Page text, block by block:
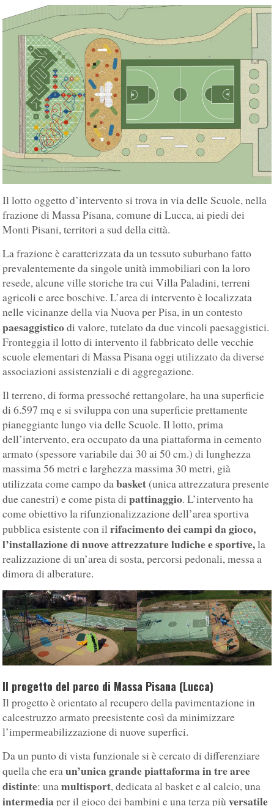
Il lotto oggetto d’intervento si trova in via delle Scuole, nella
frazione di Massa Pisana, comune di Lucca, ai piedi dei
Monti Pisani, territori a sud della città.
La frazione è caratterizzata da un tessuto suburbano fatto
prevalentemente da singole unità immobiliari con la loro
resede, alcune ville storiche tra cui Villa Paladini, terreni
agricoli e aree boschive. L’area di intervento è localizzata
nelle vicinanze della via Nuova per Pisa, in un contesto
paesaggisticodi valore, tutelato da due vincoli paesaggistici.
Fronteggia il lotto di intervento il fabbricato delle vecchie
scuole elementari di Massa Pisana oggi utilizzato da diverse
associazioni assistenziali e di aggregazione.
Il terreno, di forma pressoché rettangolare, ha una superficie
di 6.597 mq e si sviluppa con una superficie prettamente
pianeggiante lungo via delle Scuole. Il lotto, prima
dell’intervento, era occupato da una piattaforma in cemento
armato (spessore variabile dai 30 ai 50 cm.) di lunghezza
massima 56 metri e larghezza massima 30 metri, già
utilizzata come campo dabasket(unica attrezzatura presente
due canestri) e come pista dipattinaggio. L’intervento ha
come obiettivo la rifunzionalizzazione dell’area sportiva
pubblica esistente con ilrifacimento dei campi da gioco,
l’installazione di nuove attrezzature ludiche e sportive,la
realizzazione di un’area di sosta, percorsi pedonali, messa a
dimora di alberature.
Il progetto del parco di Massa Pisana (Lucca)
Il progetto è orientato al recupero della pavimentazione in
calcestruzzo armato preesistente così da minimizzare
l’impermeabilizzazione di nuove superfici.
Da un punto di vista funzionale si è cercato di differenziare
quella che eraun’unica grande piattaforma in tre aree
distinte: unamultisport, dedicata al basket e al calcio, una
intermedia per il gioco dei bambini e una terza piùversatile